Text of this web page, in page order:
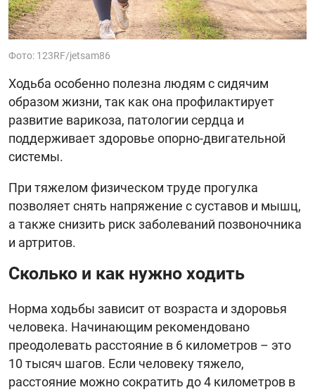
Фото: 123RF/jetsam86
Ходьба особенно полезна людям с сидячим
образом жизни, так как она профилактирует
развитие варикоза, патологии сердца и
поддерживает здоровье опорно-двигательной
системы.
При тяжелом физическом труде прогулка
позволяет снять напряжение с суставов и мышц,
а также снизить риск заболеваний позвоночника
и артритов.
Сколько и как нужно ходить
Норма ходьбы зависит от возраста и здоровья
человека. Начинающим рекомендовано
преодолевать расстояние в 6 километров – это
10 тысяч шагов. Если человеку тяжело,
расстояние можно сократить до 4 километров в